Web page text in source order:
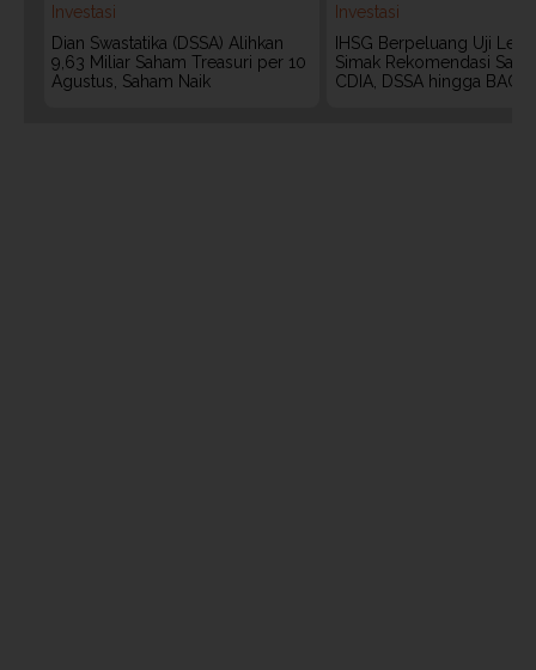
Investasi
Dian Swastatika (DSSA) Alihkan
9,63 Miliar Saham Treasuri per 10
Agustus, Saham Naik
Investasi
IHSG Berpeluang Uji
Simak Rekomendasi
CDIA, DSSA hingga BACH